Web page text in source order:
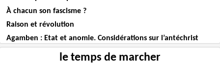
À chacun son fascisme ?
Raison et révolution
Agamben : Etat et anomie. Considérations sur l’antéchrist
le temps de marcher